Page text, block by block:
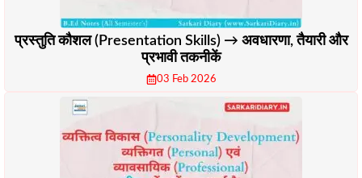
प्रस्तुति कौशल (Presentation Skills) → अवधारणा, तैयारी और
प्रभावी तकनीकें
03 Feb 2026